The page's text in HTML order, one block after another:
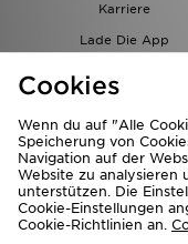
Karriere
Lade Die App
Cookies
Wenn du auf "Alle
Speicherung von
Navigation auf der
Website zu analysieren
unterstützen. Die
Cookie-Einstellungen
Cookie-Richtlinien an.